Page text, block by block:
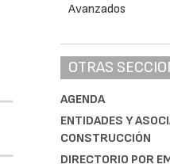
OTRAS
AGENDA
ENTIDADES Y
CONSTRUCCIÓN
DIRECTORIO POR